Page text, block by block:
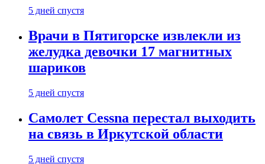
5 дней спустя
Врачи в Пятигорске извлекли из
желудка девочки 17 магнитных
шариков
5 дней спустя
Самолет Cessna перестал выходить
на связь в Иркутской области
5 дней спустя